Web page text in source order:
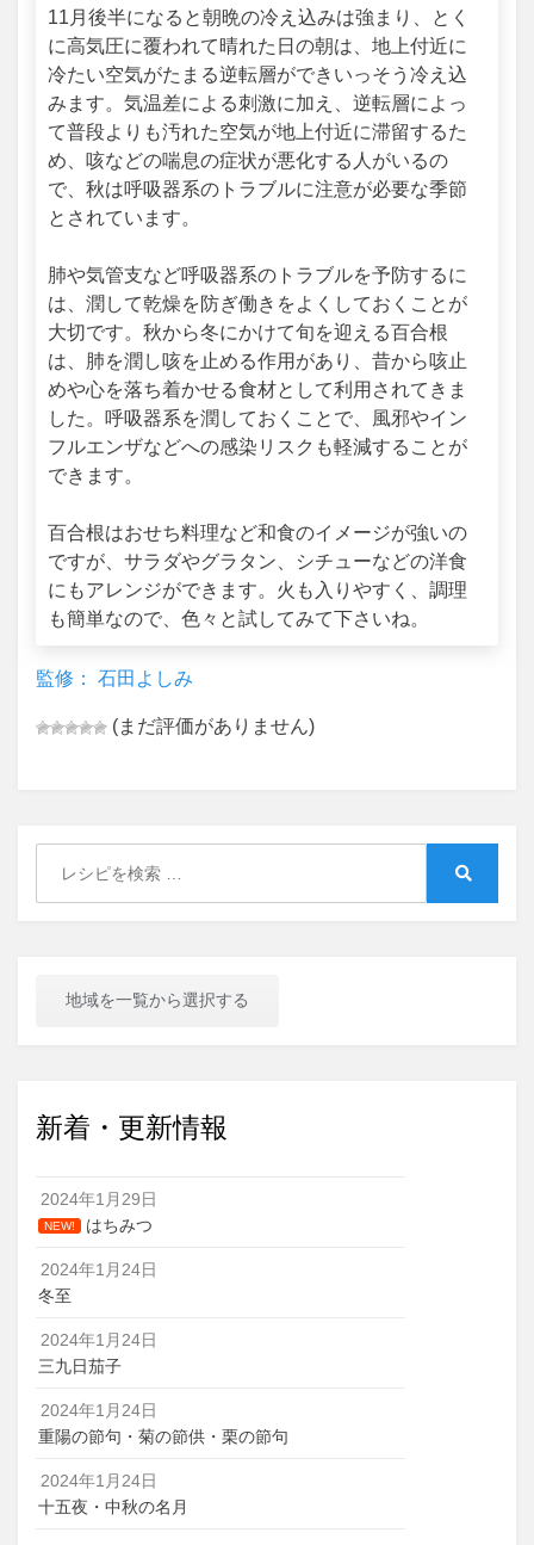
11月後半になると朝晩の冷え込みは強まり、とく
に高気圧に覆われて晴れた日の朝は、地上付近に
冷たい空気がたまる逆転層ができいっそう冷え込
みます。気温差による刺激に加え、逆転層によっ
て普段よりも汚れた空気が地上付近に滞留するた
め、咳などの喘息の症状が悪化する人がいるの
で、秋は呼吸器系のトラブルに注意が必要な季節
とされています。
肺や気管支など呼吸器系のトラブルを予防するに
は、潤して乾燥を防ぎ働きをよくしておくことが
大切です。秋から冬にかけて旬を迎える百合根
は、肺を潤し咳を止める作用があり、昔から咳止
めや心を落ち着かせる食材として利用されてきま
した。呼吸器系を潤しておくことで、風邪やイン
フルエンザなどへの感染リスクも軽減することが
できます。
百合根はおせち料理など和食のイメージが強いの
ですが、サラダやグラタン、シチューなどの洋食
にもアレンジができます。火も入りやすく、調理
も簡単なので、色々と試してみて下さいね。
監修： 石田よしみ
(まだ評価がありません)
地域を一覧から選択する
新着・更新情報
2024年1月29日
NEW! はちみつ
2024年1月24日
冬至
2024年1月24日
三九日茄子
2024年1月24日
重陽の節句・菊の節供・栗の節句
2024年1月24日
十五夜・中秋の名月